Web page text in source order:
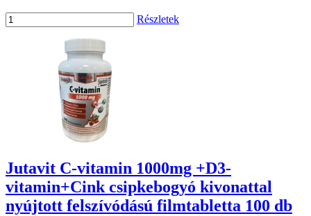
Részletek
Jutavit C-vitamin 1000mg +D3-
vitamin+Cink csipkebogyó kivonattal
nyújtott felszívódású filmtabletta 100 db